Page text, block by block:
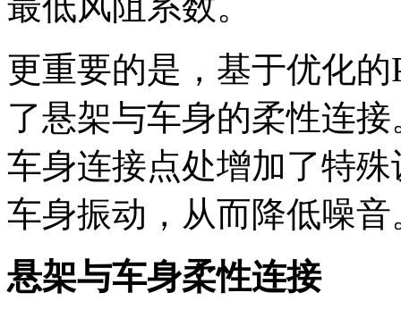
更重要的是，基于优化
了悬架与车身的柔性连
车身连接点处增加了特
车身振动，从而降低噪音
悬架与车身柔性连接